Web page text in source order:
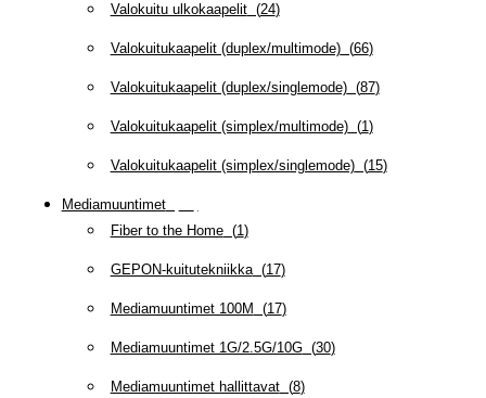
Valokuitu ulkokaapelit(24)
Valokuitukaapelit (duplex/multimode)(66)
Valokuitukaapelit (duplex/singlemode)(87)
Valokuitukaapelit (simplex/multimode)(1)
Valokuitukaapelit (simplex/singlemode)(15)
Mediamuuntimet(
Fiber to the Home(1)
GEPON-kuitutekniikka(17)
Mediamuuntimet 100M (17)
Mediamuuntimet 1G/2.5G/10G(30)
Mediamuuntimet hallittavat(8)